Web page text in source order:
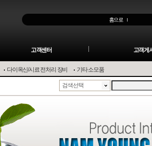
홈으로
고객센터 고객게
다이옥신/시료 전처리 장비 기타 소모품
검색선택